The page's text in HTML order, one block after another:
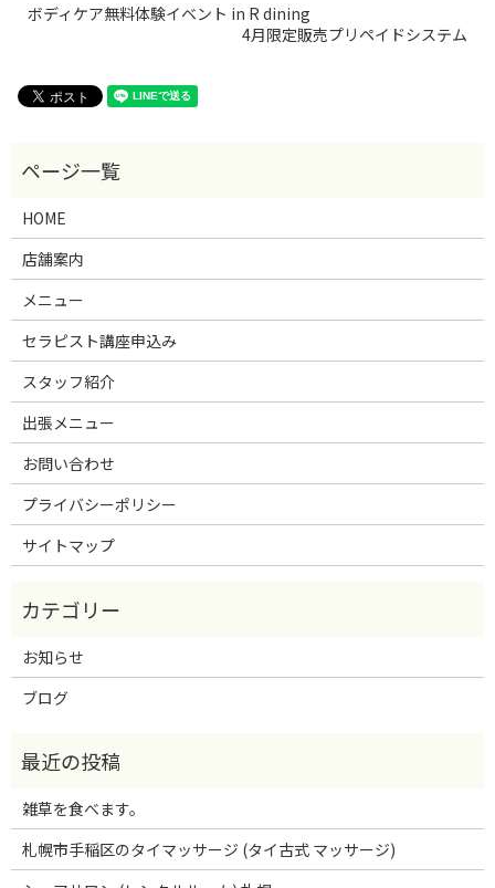
ボディケア無料体験イベント in R dining
4月限定販売プリペイドシステム
HOME
店舗案内
メニュー
セラピスト講座申込み
スタッフ紹介
出張メニュー
お問い合わせ
プライバシーポリシー
サイトマップ
お知らせ
ブログ
雑草を食べます。
札幌市手稲区のタイマッサージ (タイ古式 マッサージ)